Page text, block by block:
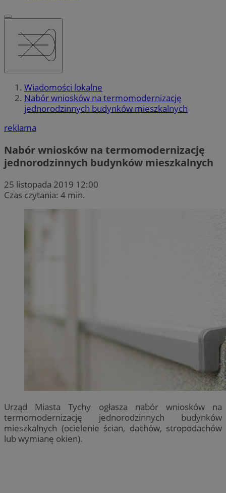
Wiadomości lokalne
Nabór wniosków na termomodernizację
jednorodzinnych budynków mieszkalnych
reklama
Nabór wniosków na termomodernizację
jednorodzinnych budynków mieszkalnych
25 listopada 2019 12:00
Czas czytania: 4 min.
Urząd Miasta Tychy ogłasza nabór wniosków na
termomodernizację jednorodzinnych budynków
mieszkalnych (ocielenie ścian, dachów, stropodachów
lub wymianę okien).